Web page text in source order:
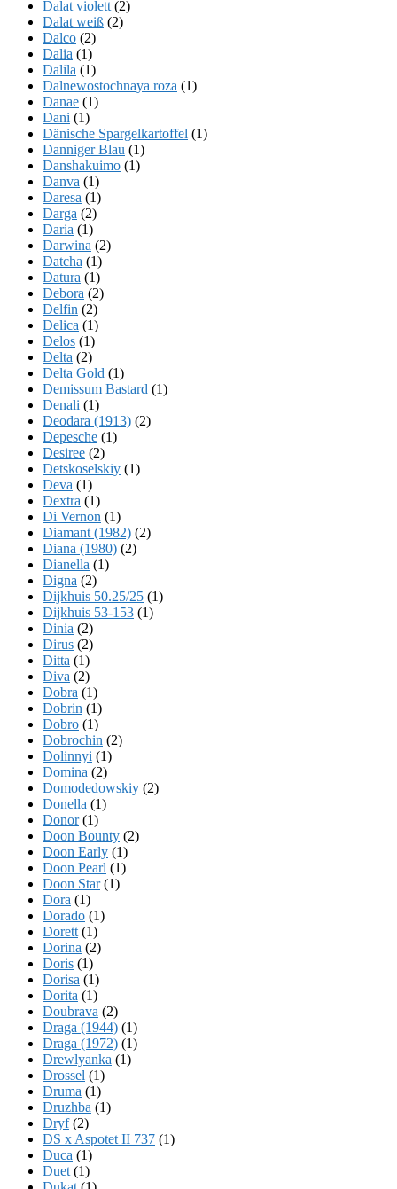
Dalat violett (2)
Dalat weiß (2)
Dalco (2)
Dalia (1)
Dalila (1)
Dalnewostochnaya roza (1)
Danae (1)
Dani (1)
Dänische Spargelkartoffel (1)
Danniger Blau (1)
Danshakuimo (1)
Danva (1)
Daresa (1)
Darga (2)
Daria (1)
Darwina (2)
Datcha (1)
Datura (1)
Debora (2)
Delfin (2)
Delica (1)
Delos (1)
Delta (2)
Delta Gold (1)
Demissum Bastard (1)
Denali (1)
Deodara (1913) (2)
Depesche (1)
Desiree (2)
Detskoselskiy (1)
Deva (1)
Dextra (1)
Di Vernon (1)
Diamant (1982) (2)
Diana (1980) (2)
Dianella (1)
Digna (2)
Dijkhuis 50.25/25 (1)
Dijkhuis 53-153 (1)
Dinia (2)
Dirus (2)
Ditta (1)
Diva (2)
Dobra (1)
Dobrin (1)
Dobro (1)
Dobrochin (2)
Dolinnyi (1)
Domina (2)
Domodedowskiy (2)
Donella (1)
Donor(1)
Doon Bounty (2)
Doon Early (1)
Doon Pearl (1)
Doon Star(1)
Dora (1)
Dorado (1)
Dorett (1)
Dorina (2)
Doris (1)
Dorisa (1)
Dorita (1)
Doubrava (2)
Draga (1944) (1)
Draga (1972) (1)
Drewlyanka (1)
Drossel (1)
Druma (1)
Druzhba (1)
Dryf(2)
DS x Aspotet II 737 (1)
Duca (1)
Duet (1)